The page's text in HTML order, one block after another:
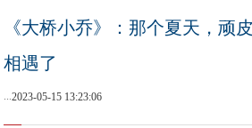
《大桥小乔》：那个夏天，顽
相遇了
...2023-05-15 13:23:06